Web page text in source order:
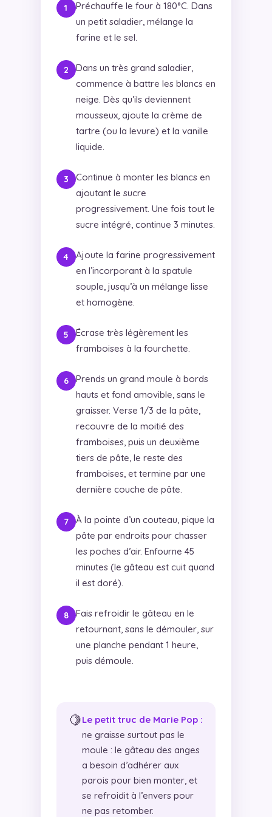
Préchauffe le four à 180°C. Dans
un petit saladier, mélange la
farine et le sel.
Dans un très grand saladier,
commence à battre les blancs en
neige. Dès qu’ils deviennent
mousseux, ajoute la crème de
tartre (ou la levure) et la vanille
liquide.
Continue à monter les blancs en
ajoutant le sucre
progressivement. Une fois tout le
sucre intégré, continue 3 minutes.
Ajoute la farine progressivement
en l’incorporant à la spatule
souple, jusqu’à un mélange lisse
et homogène.
Écrase très légèrement les
framboises à la fourchette.
Prends un grand moule à bords
hauts et fond amovible, sans le
graisser. Verse 1/3 de la pâte,
recouvre de la moitié des
framboises, puis un deuxième
tiers de pâte, le reste des
framboises, et termine par une
dernière couche de pâte.
À la pointe d’un couteau, pique la
pâte par endroits pour chasser
les poches d’air. Enfourne 45
minutes (le gâteau est cuit quand
il est doré).
Fais refroidir le gâteau en le
retournant, sans le démouler, sur
une planche pendant 1 heure,
puis démoule.
🍋Le petit truc de Marie Pop :
ne graisse surtout pas le
moule : le gâteau des anges
a besoin d’adhérer aux
parois pour bien monter, et
se refroidit à l’envers pour
ne pas retomber.